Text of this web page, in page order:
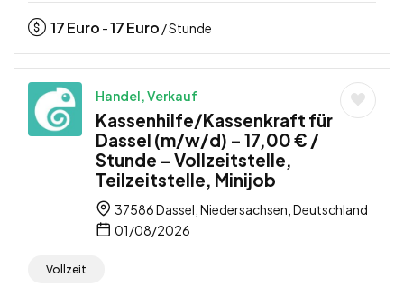
17Euro -17Euro / Stunde
Handel, Verkauf
Kassenhilfe/Kassenkraft für
Dassel (m/w/d) – 17,00 € /
Stunde – Vollzeitstelle,
Teilzeitstelle, Minijob
37586 Dassel, Niedersachsen, Deutschland
01/08/2026
Vollzeit